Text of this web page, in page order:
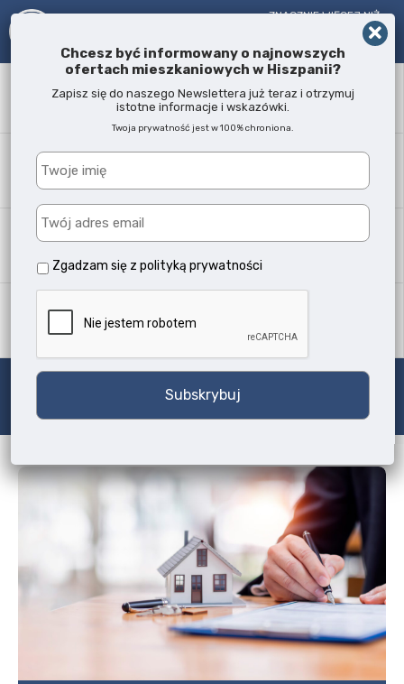
ZNACZNIE WIĘCEJ NIŻ
AGENT NIERUCHOMOŚCI!
Lokalizacja
Każda
Typ nieruchomości
Wszystkie typy
Każda
Szukaj
Chcesz być informowany o najnowszych
ofertach mieszkaniowych w Hiszpanii?
Zapisz się do naszego Newslettera już teraz i otrzymuj
istotne informacje i wskazówki.
Twoja prywatność jest w 100% chroniona.
Zgadzam się zpolityką prywatności